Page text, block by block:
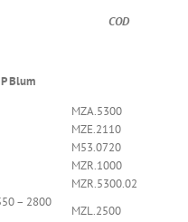
COD
Blum
MZA.5300
MZE.2110
M53.0720
MZR.1000
MZR.5300.02
– 2800
MZL.2500